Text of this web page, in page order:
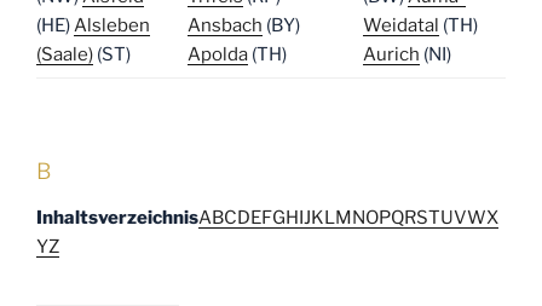
(HE)Alsleben
(Saale) (ST)
Ansbach (BY)
Apolda(TH)
Weidatal (TH)
Aurich (NI)
B
InhaltsverzeichnisABCDEFGHIJKLMNOPQRSTUVWX
YZ